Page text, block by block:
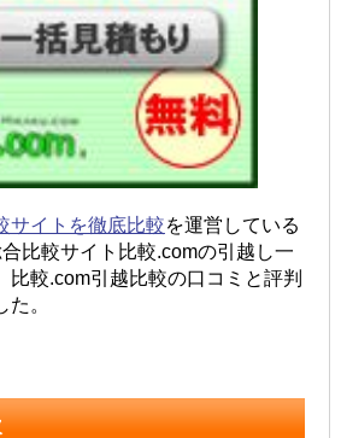
サイトを徹底比較を運営している
比較サイト比較.comの引越し一
比較.com引越比較の口コミと評判
。